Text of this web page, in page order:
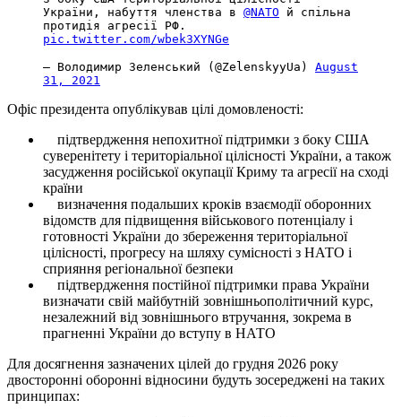
України, набуття членства в @NATO й спільна
протидія агресії РФ.
pic.twitter.com/wbek3XYNGe
— Володимир Зеленський (@ZelenskyyUa) August
31, 2021
Офіс президента опублікував цілі домовленості:
підтвердження непохитної підтримки з боку США
суверенітету і територіальної цілісності України, а також
засудження російської окупації Криму та агресії на сході
країни
визначення подальших кроків взаємодії оборонних
відомств для підвищення військового потенціалу і
готовності України до збереження територіальної
цілісності, прогресу на шляху сумісності з НАТО і
сприяння регіональної безпеки
підтвердження постійної підтримки права України
визначати свій майбутній зовнішньополітичний курс,
незалежний від зовнішнього втручання, зокрема в
прагненні України до вступу в НАТО
Для досягнення зазначених цілей до грудня 2026 року
двосторонні оборонні відносини будуть зосереджені на таких
принципах: